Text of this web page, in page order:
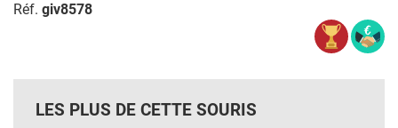
Réf. giv8578
LES PLUS DE CETTE SOURIS